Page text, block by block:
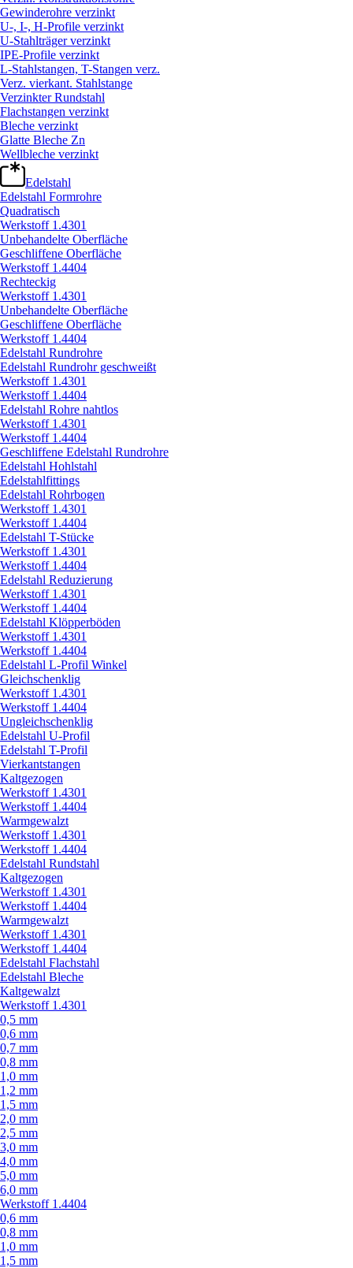
Gewinderohre verzinkt
U-, I-, H-Profile verzinkt
U-Stahlträger verzinkt
IPE-Profile verzinkt
L-Stahlstangen, T-Stangen verz.
Verz. vierkant. Stahlstange
Verzinkter Rundstahl
Flachstangen verzinkt
Bleche verzinkt
Glatte Bleche Zn
Wellbleche verzinkt
Edelstahl
Edelstahl Formrohre
Quadratisch
Werkstoff 1.4301
Unbehandelte Oberfläche
Geschliffene Oberfläche
Werkstoff 1.4404
Rechteckig
Werkstoff 1.4301
Unbehandelte Oberfläche
Geschliffene Oberfläche
Werkstoff 1.4404
Edelstahl Rundrohre
Edelstahl Rundrohr geschweißt
Werkstoff 1.4301
Werkstoff 1.4404
Edelstahl Rohre nahtlos
Werkstoff 1.4301
Werkstoff 1.4404
Geschliffene Edelstahl Rundrohre
Edelstahl Hohlstahl
Edelstahlfittings
Edelstahl Rohrbogen
Werkstoff 1.4301
Werkstoff 1.4404
Edelstahl T-Stücke
Werkstoff 1.4301
Werkstoff 1.4404
Edelstahl Reduzierung
Werkstoff 1.4301
Werkstoff 1.4404
Edelstahl Klöpperböden
Werkstoff 1.4301
Werkstoff 1.4404
Edelstahl L-Profil Winkel
Gleichschenklig
Werkstoff 1.4301
Werkstoff 1.4404
Ungleichschenklig
Edelstahl U-Profil
Edelstahl T-Profil
Vierkantstangen
Kaltgezogen
Werkstoff 1.4301
Werkstoff 1.4404
Warmgewalzt
Werkstoff 1.4301
Werkstoff 1.4404
Edelstahl Rundstahl
Kaltgezogen
Werkstoff 1.4301
Werkstoff 1.4404
Warmgewalzt
Werkstoff 1.4301
Werkstoff 1.4404
Edelstahl Flachstahl
Edelstahl Bleche
Kaltgewalzt
Werkstoff 1.4301
0,5 mm
0,6 mm
0,7 mm
0,8 mm
1,0 mm
1,2 mm
1,5 mm
2,0 mm
2,5 mm
3,0 mm
4,0 mm
5,0 mm
6,0 mm
Werkstoff 1.4404
0,6 mm
0,8 mm
1,0 mm
1,5 mm